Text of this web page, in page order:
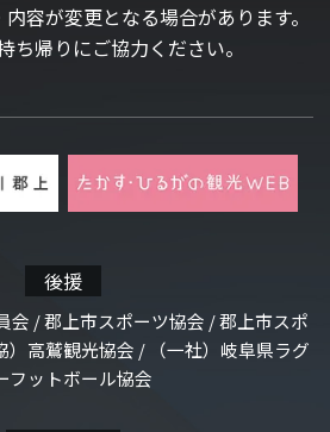
容が変更となる場合があります。
ち帰りにご協力ください。
後援
会 / 郡上市スポーツ協会 / 郡上市スポ
）高鷲観光協会 / （一社）岐阜県ラグ
フットボール協会